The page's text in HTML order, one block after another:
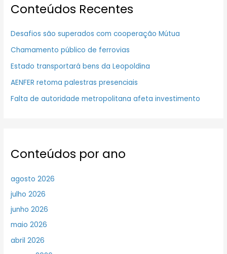
Conteúdos Recentes
Desafios são superados com cooperação Mútua
Chamamento público de ferrovias
Estado transportará bens da Leopoldina
AENFER retoma palestras presenciais
Falta de autoridade metropolitana afeta investimento
Conteúdos por ano
agosto 2026
julho 2026
junho 2026
maio 2026
abril 2026